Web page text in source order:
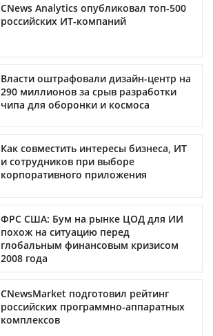
CNews Analytics опубликовал топ-500
российских ИТ-компаний
Власти оштрафовали дизайн-центр на
290 миллионов за срыв разработки
чипа для оборонки и космоса
Как совместить интересы бизнеса, ИТ
и сотрудников при выборе
корпоративного приложения
ФРС США: Бум на рынке ЦОД для ИИ
похож на ситуацию перед
глобальным финансовым кризисом
2008 года
CNewsMarket подготовил рейтинг
российских программно-аппаратных
комплексов